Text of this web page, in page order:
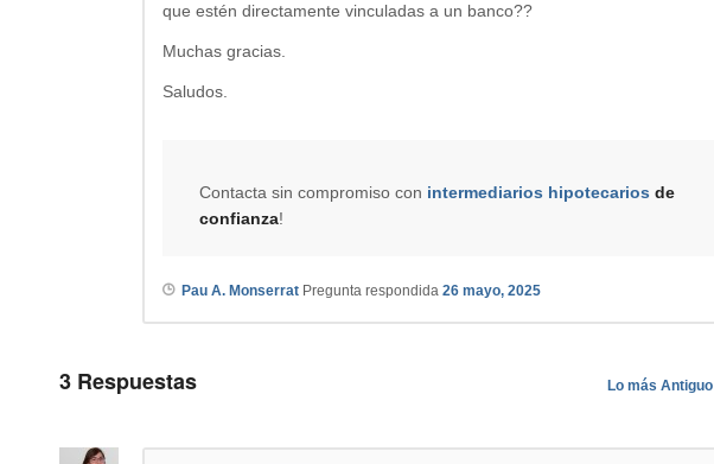
que estén directamente vinculadas a un banco??
Muchas gracias.
Saludos.
Contacta sin compromiso con intermediarios hipotecarios de
confianza!
Pau A. Monserrat Pregunta respondida 26 mayo, 2025
3 Respuestas Lo más Antiguo